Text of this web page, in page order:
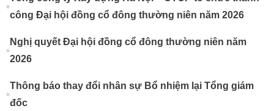
công Đại hội đồng cổ đông thường niên năm 2026
Nghị quyết Đại hội đồng cổ đông thường niên năm
2026
Thông báo thay đổi nhân sự Bổ nhiệm lại Tổng giám
đốc